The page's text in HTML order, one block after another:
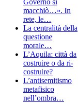
Governo si
macchiò…». In
rete, le…
La centralità della
questione
morale…
L’Aquila: città da
costruire o da ri-
costruire?
L’antisemitismo
metafisico
nell’ombra…